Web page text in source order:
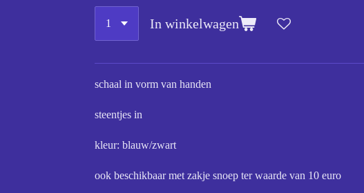
In winkelwagen
schaal in vorm van handen
steentjes in
kleur: blauw/zwart
ook beschikbaar met zakje snoep ter waarde van 10 euro